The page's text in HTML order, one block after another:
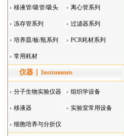
移液管/吸管/吸头
系列
离心管系列
冻存管系列 过滤器系列
培养皿/板/瓶系列 PCR耗材系列
常用耗材
仪器 Instruments
分子生物实验仪器 组织学设备
移液器 实验室常用设备
细胞培养与分折仪